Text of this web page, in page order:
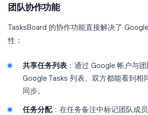
团队协作功能
TasksBoard 的协作功能直接解决了
性：
共享任务列表 ：通过 Google 帐户与
Google Tasks 列表。双方都能看到相
同步。
任务分配：在任务备注中标记团队成